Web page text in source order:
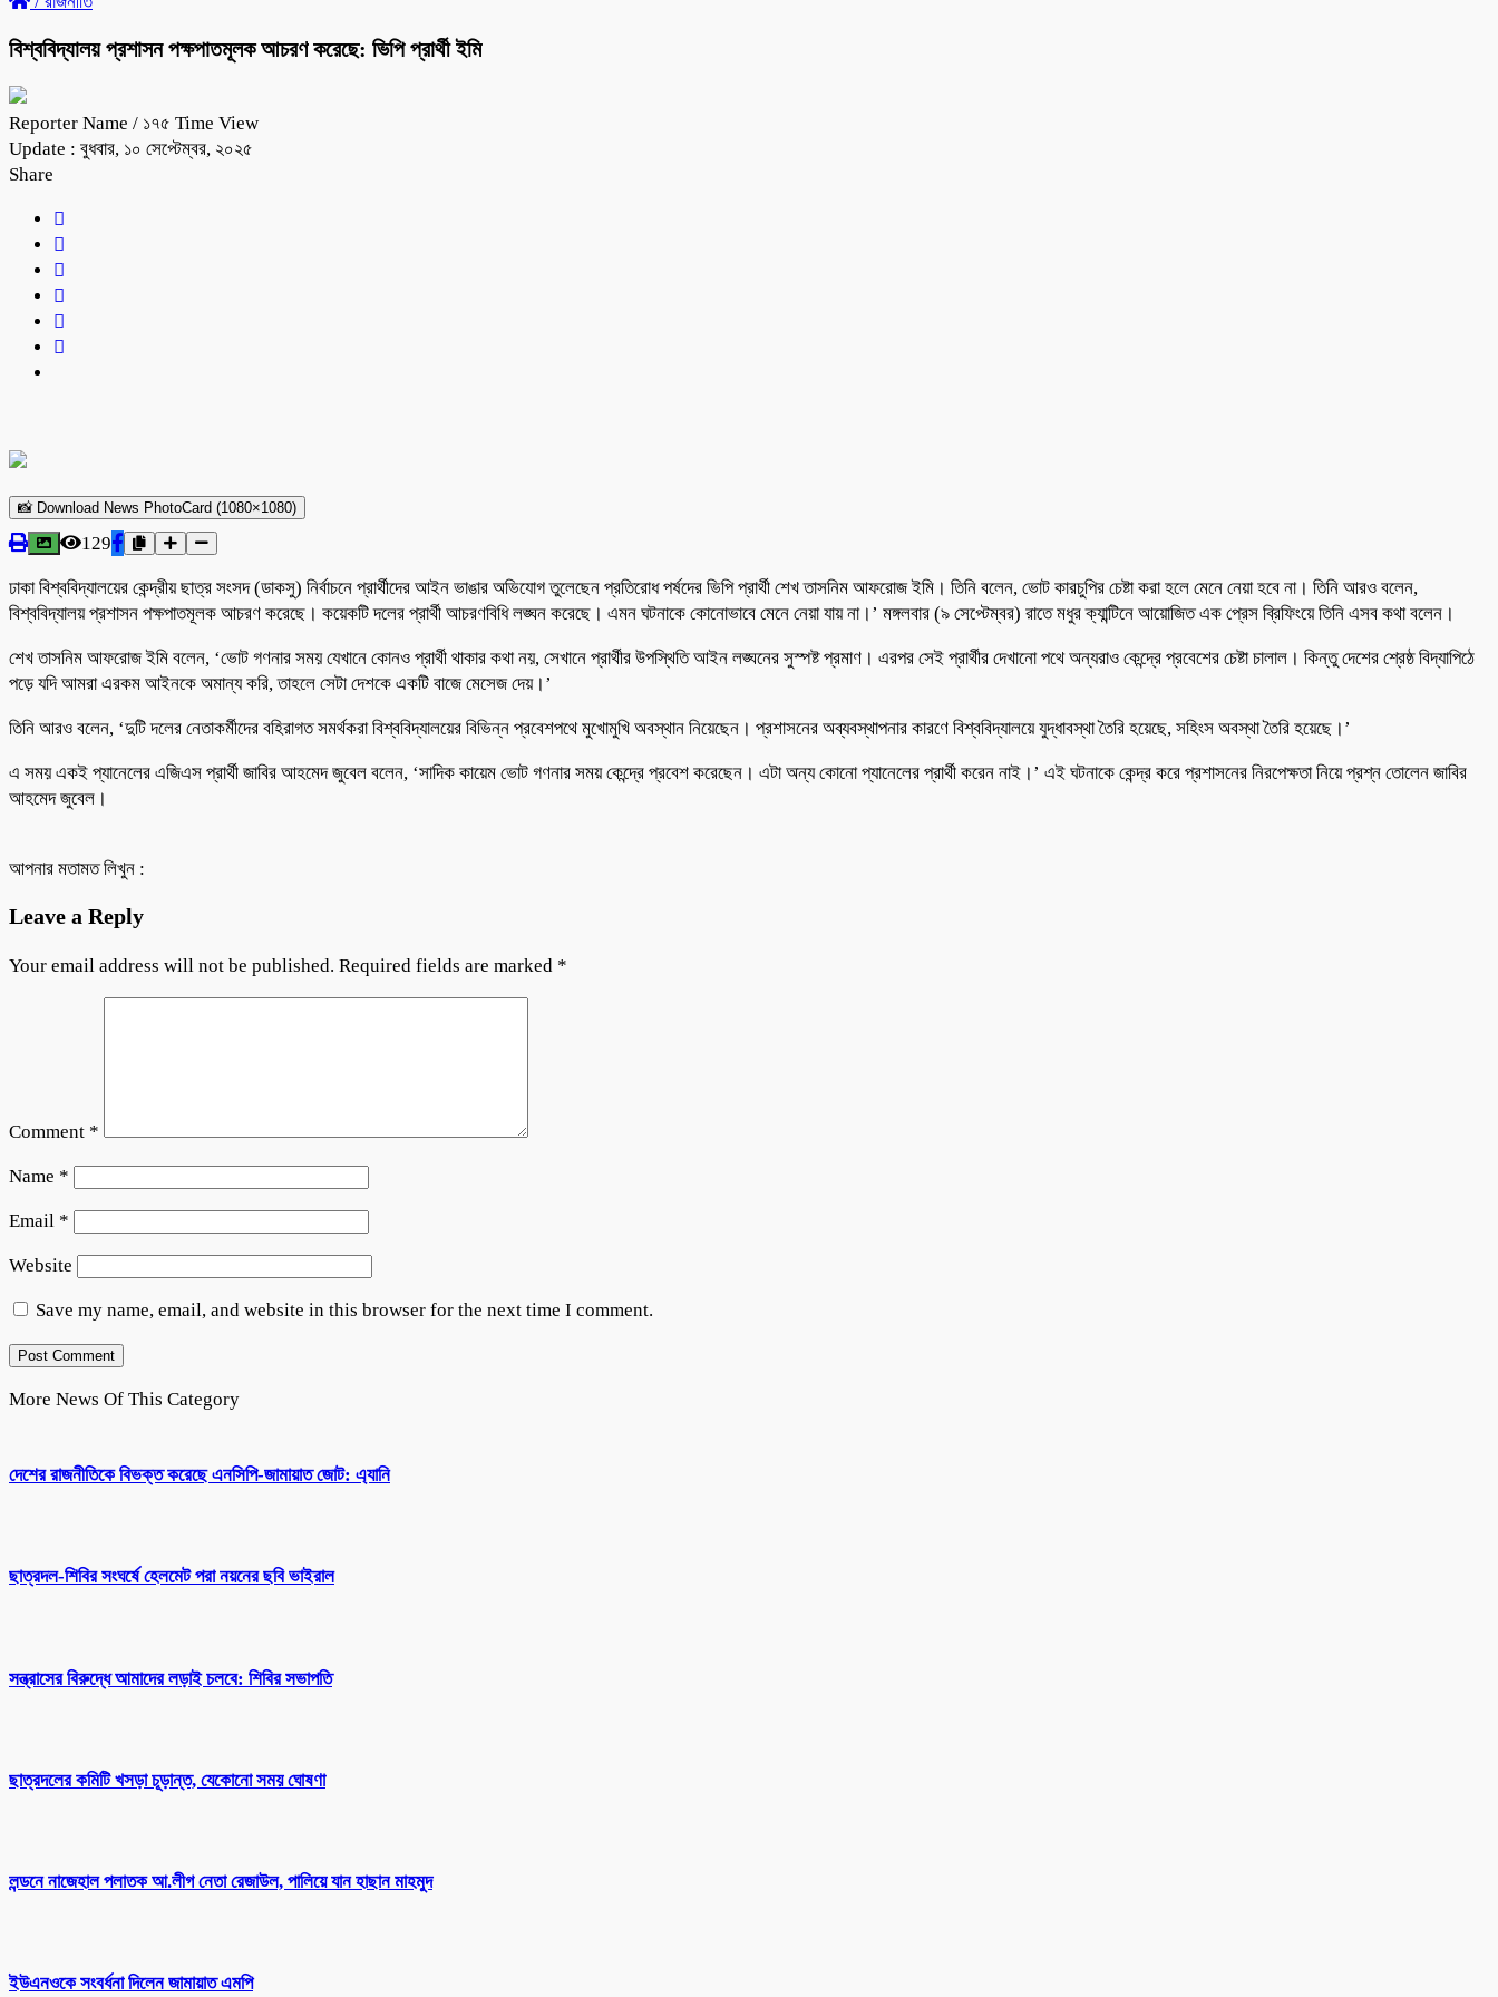
বিশ্ববিদ্যালয় প্রশাসন পক্ষপাতমূলক আচরণ করেছে: ভিপি প্রার্থী ইমি
Reporter Name / ১৭৫ Time View
Update : বুধবার, ১০ সেপ্টেম্বর, ২০২৫
Share
📸 Download News PhotoCard (1080×1080)
129
ঢাকা বিশ্ববিদ্যালয়ের কেন্দ্রীয় ছাত্র সংসদ (ডাকসু) নির্বাচনে প্রার্থীদের আইন ভাঙার অভিযোগ তুলেছেন প্রতিরোধ পর্ষদের ভিপি প্রার্থী শেখ তাসনিম আফরোজ ইমি। তিনি বলেন, ভোট কারচুপির চেষ্টা করা হলে মেনে নেয়া হবে না। তিনি আরও বলেন,
বিশ্ববিদ্যালয় প্রশাসন পক্ষপাতমূলক আচরণ করেছে। কয়েকটি দলের প্রার্থী আচরণবিধি লঙ্ঘন করেছে। এমন ঘটনাকে কোনোভাবে মেনে নেয়া যায় না।’ মঙ্গলবার (৯ সেপ্টেম্বর) রাতে মধুর ক্যান্টিনে আয়োজিত এক প্রেস ব্রিফিংয়ে তিনি এসব কথা বলেন।
শেখ তাসনিম আফরোজ ইমি বলেন, ‘ভোট গণনার সময় যেখানে কোনও প্রার্থী থাকার কথা নয়, সেখানে প্রার্থীর উপস্থিতি আইন লঙ্ঘনের সুস্পষ্ট প্রমাণ। এরপর সেই প্রার্থীর দেখানো পথে অন্যরাও কেন্দ্রে প্রবেশের চেষ্টা চালাল। কিন্তু দেশের শ্রেষ্ঠ বিদ্যাপিঠে
পড়ে যদি আমরা এরকম আইনকে অমান্য করি, তাহলে সেটা দেশকে একটি বাজে মেসেজ দেয়।’
তিনি আরও বলেন, ‘দুটি দলের নেতাকর্মীদের বহিরাগত সমর্থকরা বিশ্ববিদ্যালয়ের বিভিন্ন প্রবেশপথে মুখোমুখি অবস্থান নিয়েছেন। প্রশাসনের অব্যবস্থাপনার কারণে বিশ্ববিদ্যালয়ে যুদ্ধাবস্থা তৈরি হয়েছে, সহিংস অবস্থা তৈরি হয়েছে।’
এ সময় একই প্যানেলের এজিএস প্রার্থী জাবির আহমেদ জুবেল বলেন, ‘সাদিক কায়েম ভোট গণনার সময় কেন্দ্রে প্রবেশ করেছেন। এটা অন্য কোনো প্যানেলের প্রার্থী করেন নাই।’ এই ঘটনাকে কেন্দ্র করে প্রশাসনের নিরপেক্ষতা নিয়ে প্রশ্ন তোলেন জাবির
আহমেদ জুবেল।
আপনার মতামত লিখুন :
Leave a Reply
Your email address will not be published. Required fields are marked *
Comment *
Name *
Email *
Website
Save my name, email, and website in this browser for the next time I comment.
More News Of This Category
দেশের রাজনীতিকে বিভক্ত করেছে এনসিপি-জামায়াত জোট: এ্যানি
ছাত্রদল-শিবির সংঘর্ষে হেলমেট পরা নয়নের ছবি ভাইরাল
সন্ত্রাসের বিরুদ্ধে আমাদের লড়াই চলবে: শিবির সভাপতি
ছাত্রদলের কমিটি খসড়া চূড়ান্ত, যেকোনো সময় ঘোষণা
লন্ডনে নাজেহাল পলাতক আ.লীগ নেতা রেজাউল, পালিয়ে যান হাছান মাহমুদ
ইউএনওকে সংবর্ধনা দিলেন জামায়াত এমপি